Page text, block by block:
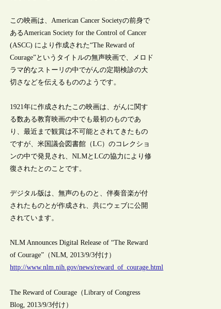
この映画は、American Cancer Societyの前身で
あるAmerican Society for the Control of Cancer
(ASCC) により作成された“The Reward of
Courage”というタイトルの無声映画で、メロド
ラマ的なストーリの中でがんの定期検診の大
切さなどを伝えるもののようです。
1921年に作成されたこの映画は、がんに関す
る数ある教育映画の中でも最初のものであ
り、最近まで観賞は不可能とされてきたもの
ですが、米国議会図書館（LC）のコレクショ
ンの中で発見され、NLMとLCの協力により修
復されたとのことです。
デジタル版は、無声のものと、伴奏音楽が付
されたものとが作成され、共にウェブに公開
されています。
NLM Announces Digital Release of “The Reward
of Courage”（NLM, 2013/9/3付け）
http://www.nlm.nih.gov/news/reward_of_courage.html
The Reward of Courage（Library of Congress
Blog, 2013/9/3付け）